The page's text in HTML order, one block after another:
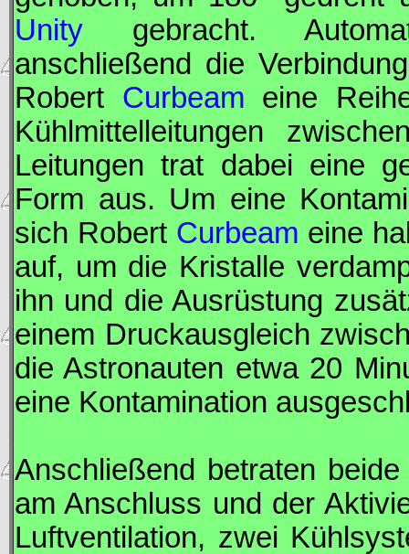
Unity gebracht.
anschließend die
Robert Curbeam eine
Kühlmittelleitungen
Leitungen trat dabei eine
Form aus. Um eine
sich Robert Curbeam eine
auf, um die Kristalle
ihn und die Ausrüstung
einem Druckausgleich
die Astronauten etwa 20
eine Kontamination
Anschließend betraten
am Anschluss und der
Luftventilation, zwei